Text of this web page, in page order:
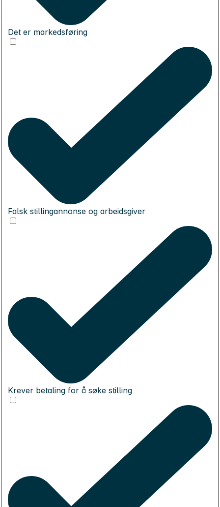
Det er markedsføring
Falsk stillingannonse og arbeidsgiver
Krever betaling for å søke stilling